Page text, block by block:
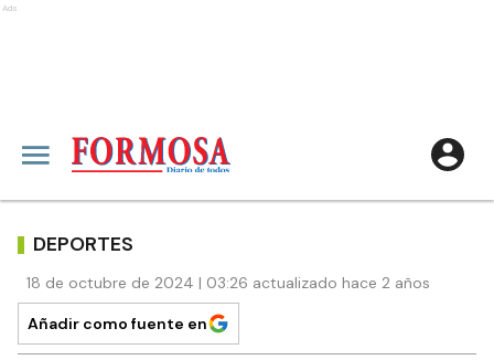
Ads
DEPORTES
18 de octubre de 2024 | 03:26 actualizado hace 2 años
Añadir como fuente en